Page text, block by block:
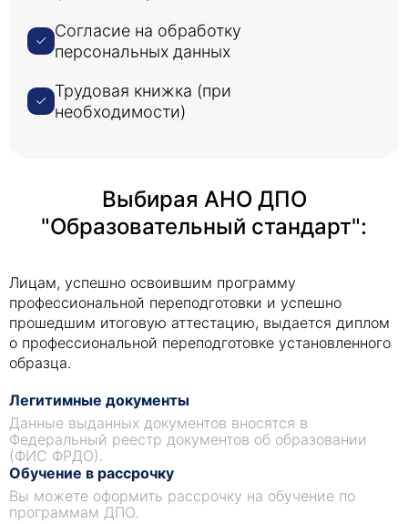
Согласие на обработку
персональных данных
Трудовая книжка (при
необходимости)
Выбирая АНО ДПО
"Образовательный стандарт":
Лицам, успешно освоившим программу
профессиональной переподготовки и успешно
прошедшим итоговую аттестацию, выдается диплом
о профессиональной переподготовке установленного
образца.
Легитимные документы
Данные выданных документов вносятся в
Федеральный реестр документов об образовании
(ФИС ФРДО).
Обучение в рассрочку
Вы можете оформить рассрочку на обучение по
программам ДПО.